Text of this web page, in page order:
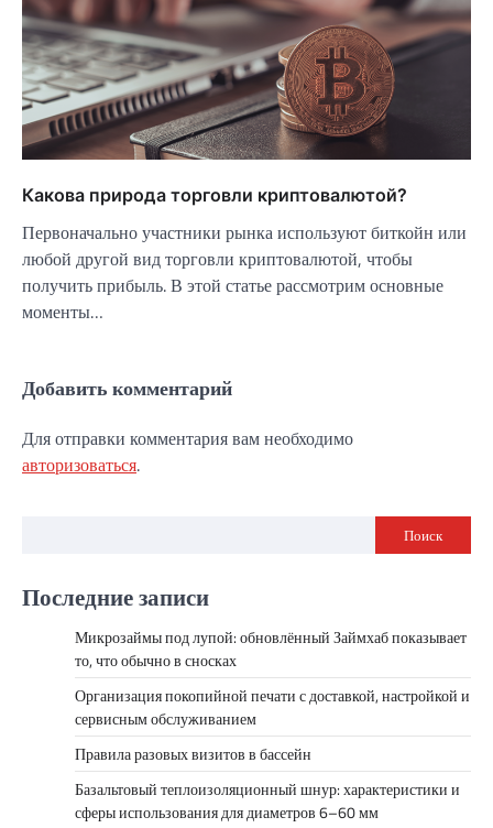
Какова природа торговли криптовалютой?
Первоначально участники рынка используют биткойн или
любой другой вид торговли криптовалютой, чтобы
получить прибыль. В этой статье рассмотрим основные
моменты…
Добавить комментарий
Для отправки комментария вам необходимо
авторизоваться.
Поиск
Последние записи
Микрозаймы под лупой: обновлённый Займхаб показывает
то, что обычно в сносках
Организация покопийной печати с доставкой, настройкой и
сервисным обслуживанием
Правила разовых визитов в бассейн
Базальтовый теплоизоляционный шнур: характеристики и
сферы использования для диаметров 6–60 мм